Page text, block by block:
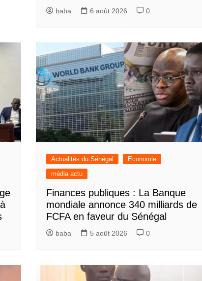
baba 6 août 2026 0
Actualités du Sénégal
Economie
média actu
Finances publiques : La Banque
mondiale annonce 340 milliards de
FCFA en faveur du Sénégal
baba 5 août 2026 0